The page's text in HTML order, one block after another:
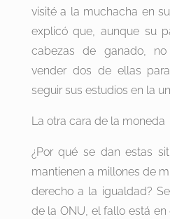
visité a la muchacha en
explicó que, aunque su
cabezas de ganado,
vender dos de ellas
seguir sus estudios en la
La otra cara de la moneda
¿Por qué se dan estas
mantienen a millones de
derecho a la igualdad?
de la ONU, el fallo está en